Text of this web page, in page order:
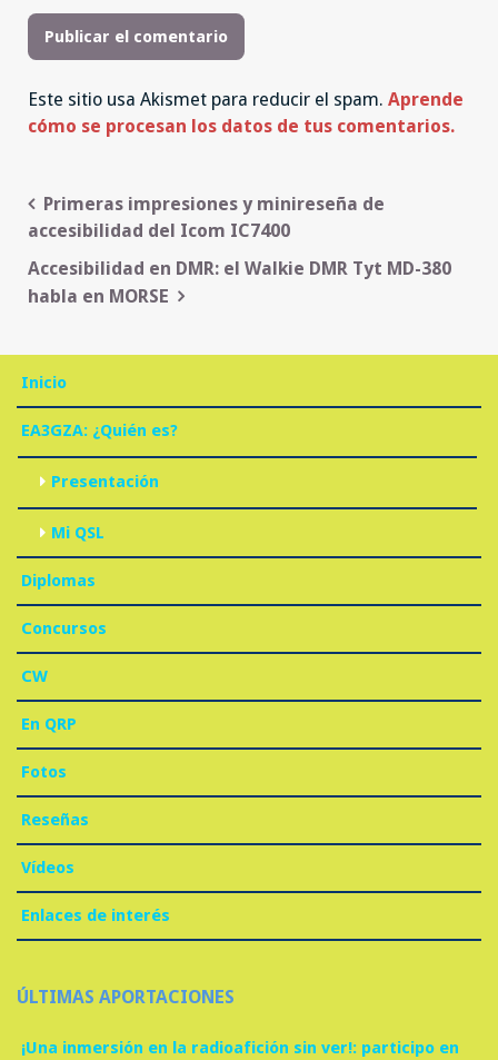
Este sitio usa Akismet para reducir el spam. Aprende
cómo se procesan los datos de tus comentarios.
Navegación
de
entradas
Primeras impresiones y minireseña de
accesibilidad del Icom IC7400
Accesibilidad en DMR: el Walkie DMR Tyt MD-380
habla en MORSE
Inicio
EA3GZA: ¿Quién es?
Presentación
Mi QSL
Diplomas
Concursos
CW
En QRP
Fotos
Reseñas
Vídeos
Enlaces de interés
ÚLTIMAS APORTACIONES
¡Una inmersión en la radioafición sin ver!: participo en